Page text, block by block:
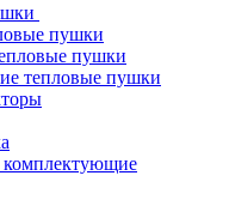
пушки
пушки
тепловые пушки
комплектующие